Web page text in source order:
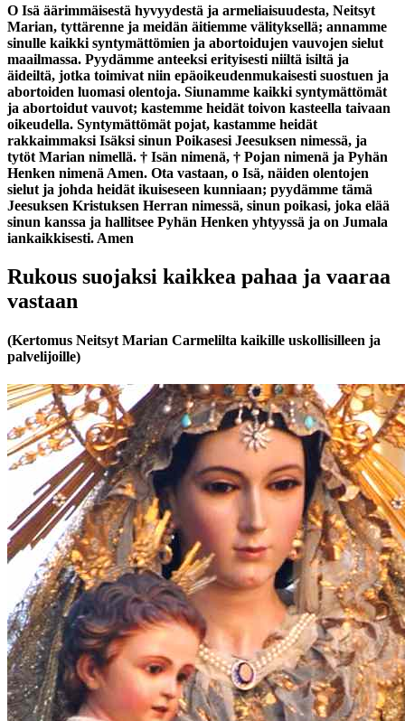
O Isä äärimmäisestä hyvyydestä ja armeliaisuudesta, Neitsyt
Marian, tyttärenne ja meidän äitiemme välityksellä; annamme
sinulle kaikki syntymättömien ja abortoidujen vauvojen sielut
maailmassa. Pyydämme anteeksi erityisesti niiltä isiltä ja
äideiltä, jotka toimivat niin epäoikeudenmukaisesti suostuen ja
abortoiden luomasi olentoja. Siunamme kaikki syntymättömät
ja abortoidut vauvot; kastemme heidät toivon kasteella taivaan
oikeudella. Syntymättömät pojat, kastamme heidät
rakkaimmaksi Isäksi sinun Poikasesi Jeesuksen nimessä, ja
tytöt Marian nimellä. † Isän nimenä, † Pojan nimenä ja Pyhän
Henken nimenä Amen. Ota vastaan, o Isä, näiden olentojen
sielut ja johda heidät ikuiseseen kunniaan; pyydämme tämä
Jeesuksen Kristuksen Herran nimessä, sinun poikasi, joka elää
sinun kanssa ja hallitsee Pyhän Henken yhtyyssä ja on Jumala
iankaikkisesti. Amen
Rukous suojaksi kaikkea pahaa ja vaaraa
vastaan
(Kertomus Neitsyt Marian Carmelilta kaikille uskollisilleen ja
palvelijoille)